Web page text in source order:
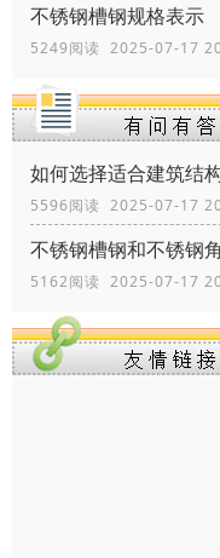
不锈钢槽钢规格表示
5249阅读 2025-07-17
如何选择适合建筑结
5596阅读 2025-07-17
5162阅读 2025-07-17